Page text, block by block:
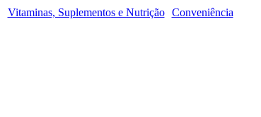
Vitaminas, Suplementos e Nutrição Conveniência